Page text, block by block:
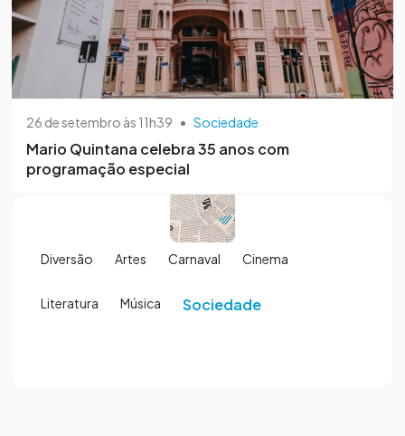
26 de setembro às 11h39 • Sociedade
Mario Quintana celebra 35 anos com
programação especial
Diversão Artes Carnaval Cinema
Literatura Música Sociedade